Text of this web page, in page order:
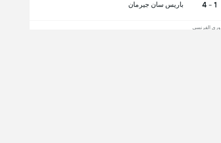
1 - 4 باريس سان جيرمان
الفرنسي